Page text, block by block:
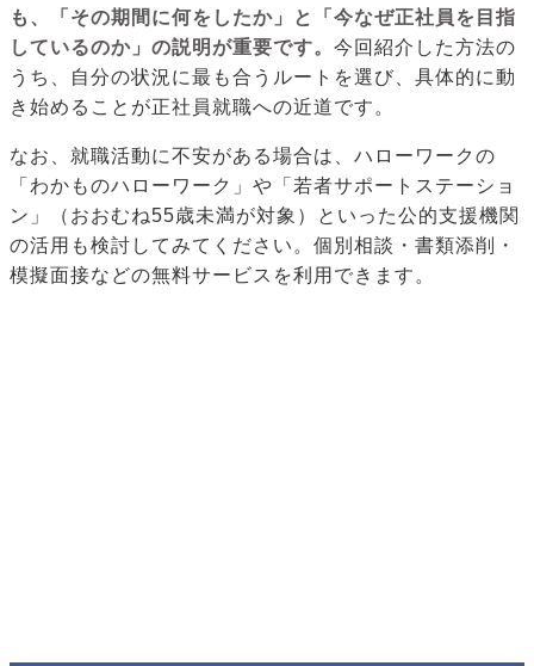
も、「その期間に何をしたか」と「今なぜ正社員を目指
しているのか」の説明が重要です。 今回紹介した方法の
うち、自分の状況に最も合うルートを選び、具体的に動
き始めることが正社員就職への近道です。
なお、就職活動に不安がある場合は、ハローワークの
「わかものハローワーク」や「若者サポートステーショ
ン」（おおむね55歳未満が対象）といった公的支援機関
の活用も検討してみてください。個別相談・書類添削・
模擬面接などの無料サービスを利用できます。